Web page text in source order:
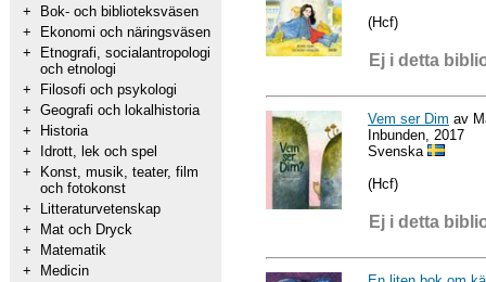
+
Bok- och biblioteksväsen
+
Ekonomi och näringsväsen
+
Etnografi, socialantropologi
och etnologi
+
Filosofi och psykologi
+ Geografi och lokalhistoria
+
Historia
+
Idrott, lek och spel
+
Konst, musik, teater, film
och fotokonst
+
Litteraturvetenskap
+
Mat och Dryck
+
Matematik
+
Medicin
(Hcf)
Ej i detta
Vem ser Dim av
Inbunden, 2017
Svenska
(Hcf)
Ej i detta